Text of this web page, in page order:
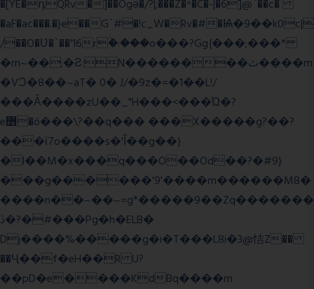
�[YE�դQRv�]��Ogə�/?|;���Z�^�C�-|�6]@`��c�
�aF�ac���.�}e��G`#�!c_W�Rv�#�Ѩ�9��k0c|
/��O�Ʋ�`��'16rؒ�:���o���?Gg{���;���*
�m~��;�Ƨ:N��������ٿ����m
�VϽ�8��~aT� 0� J/�9z�=�1��L!/
���Ǡ����zU��_"H���<���Ώ�?
e߻�ó���\?��q��� ���X�����g?��?
���ϊ7o����s�'Ĩ��g��}
�l��M�x���q���O��Od��?�#9}
���g������'9'����m������M8�
����n��~��~=g*�����9��Zq�������
ڏ�?�#���Pg�h�ELB�
Dj����%�����g�i�T���L8i�3@恄Z��
��Ҷ��f�eH��R U?
��pD�e����KdBq����m